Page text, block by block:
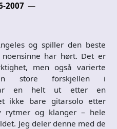
2007
og spiller den beste
har hørt. Det er
men også varierte
store forskjellen i
en helt ut etter en
ikke bare gitarsolo etter
rytmer og klanger – hele
Jeg deler denne med de